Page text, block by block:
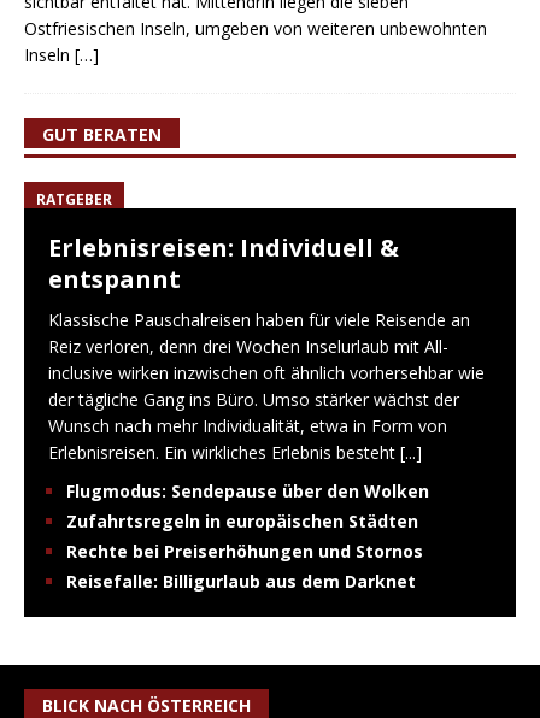
Ostfriesischen Inseln, umgeben von weiteren unbewohnten
Inseln […]
GUT BERATEN
RATGEBER
Erlebnisreisen: Individuell &
entspannt
Klassische Pauschalreisen haben für viele Reisende an
Reiz verloren, denn drei Wochen Inselurlaub mit All-
inclusive wirken inzwischen oft ähnlich vorhersehbar wie
der tägliche Gang ins Büro. Umso stärker wächst der
Wunsch nach mehr Individualität, etwa in Form von
Erlebnisreisen. Ein wirkliches Erlebnis besteht [...]
Flugmodus: Sendepause über den Wolken
Zufahrtsregeln in europäischen Städten
Rechte bei Preiserhöhungen und Stornos
Reisefalle: Billigurlaub aus dem Darknet
BLICK NACH ÖSTERREICH